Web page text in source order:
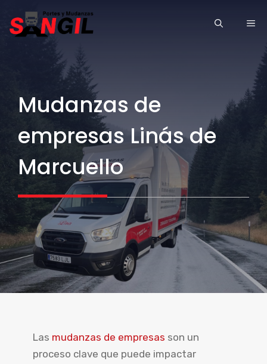
Mudanzas de
empresas Linás de
Marcuello
Las mudanzas de empresas son un
proceso clave que puede impactar